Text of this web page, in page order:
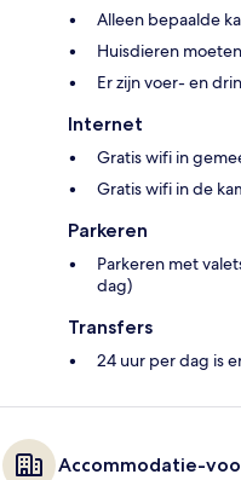
Alleen bepaalde
Huisdieren
Er zijn voer- en
Internet
Gratis wifi in
Gratis wifi in de
Parkeren
Parkeren met
dag)
Transfers
24 uur per dag is
Accommodatie-